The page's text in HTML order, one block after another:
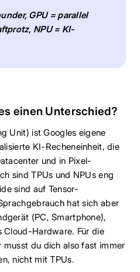
GPU = parallel
NPU = KI-
einen Unterschied?
Unit) ist Googles eigene
KI-Recheneinheit, die
und in Pixel-
sind TPUs und NPUs eng
sind auf Tensor-
hat sich aber
(PC, Smartphone),
Cloud-Hardware. Für die
musst du dich also fast immer
nicht mit TPUs.